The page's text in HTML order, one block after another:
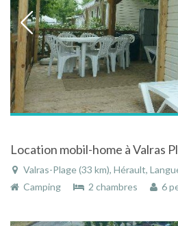
Valras-Plage (33 km), Hérault,
Camping
2 chambres 6